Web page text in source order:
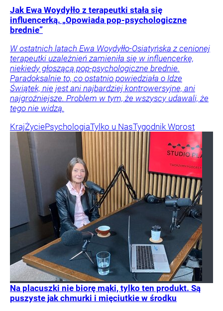
Jak Ewa Woydyłło z terapeutki stała się
influencerką. „Opowiada pop-psychologiczne
brednie”
W ostatnich latach Ewa Woydyłło-Osiatyńska z cenionej
terapeutki uzależnień zamieniła się w influencerkę,
niekiedy głoszącą pop-psychologiczne brednie.
Paradoksalnie to, co ostatnio powiedziała o Idze
Świątek, nie jest ani najbardziej kontrowersyjne, ani
najgroźniejsze. Problem w tym, że wszyscy udawali, że
tego nie widzą.
KrajŻyciePsychologiaTylko u NasTygodnik Wprost
Na placuszki nie biorę mąki, tylko ten produkt. Są
puszyste jak chmurki i mięciutkie w środku